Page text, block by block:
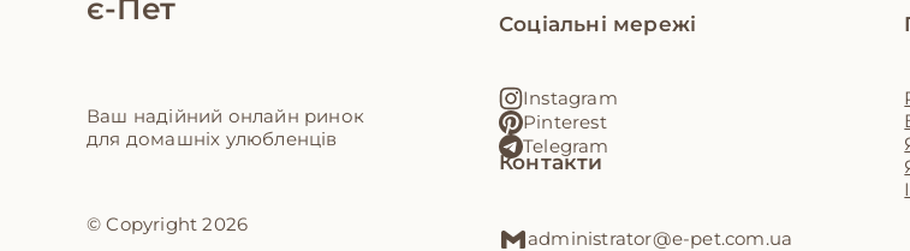
є-Пет
Ваш надійний онлайн ринок
для домашніх улюбленців
© Copyright 2026
Соціальні мережі
Instagram
Pinterest
Telegram
Контакти
administrator@e-pet.com.ua